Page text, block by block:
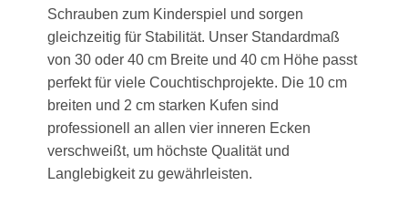
Schrauben zum Kinderspiel und sorgen
gleichzeitig für Stabilität. Unser Standardmaß
von 30 oder 40 cm Breite und 40 cm Höhe passt
perfekt für viele Couchtischprojekte. Die 10 cm
breiten und 2 cm starken Kufen sind
professionell an allen vier inneren Ecken
verschweißt, um höchste Qualität und
Langlebigkeit zu gewährleisten.